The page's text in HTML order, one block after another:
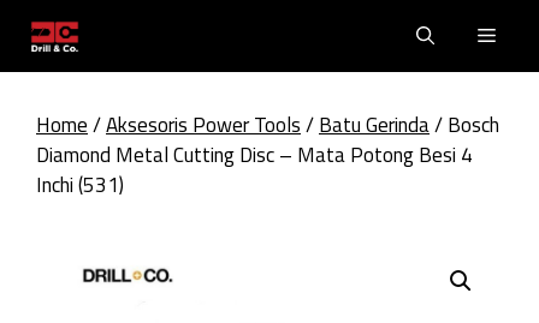
content
Home/Aksesoris Power Tools/Batu Gerinda/ Bosch
Diamond Metal Cutting Disc – Mata Potong Besi 4
Inchi (531)